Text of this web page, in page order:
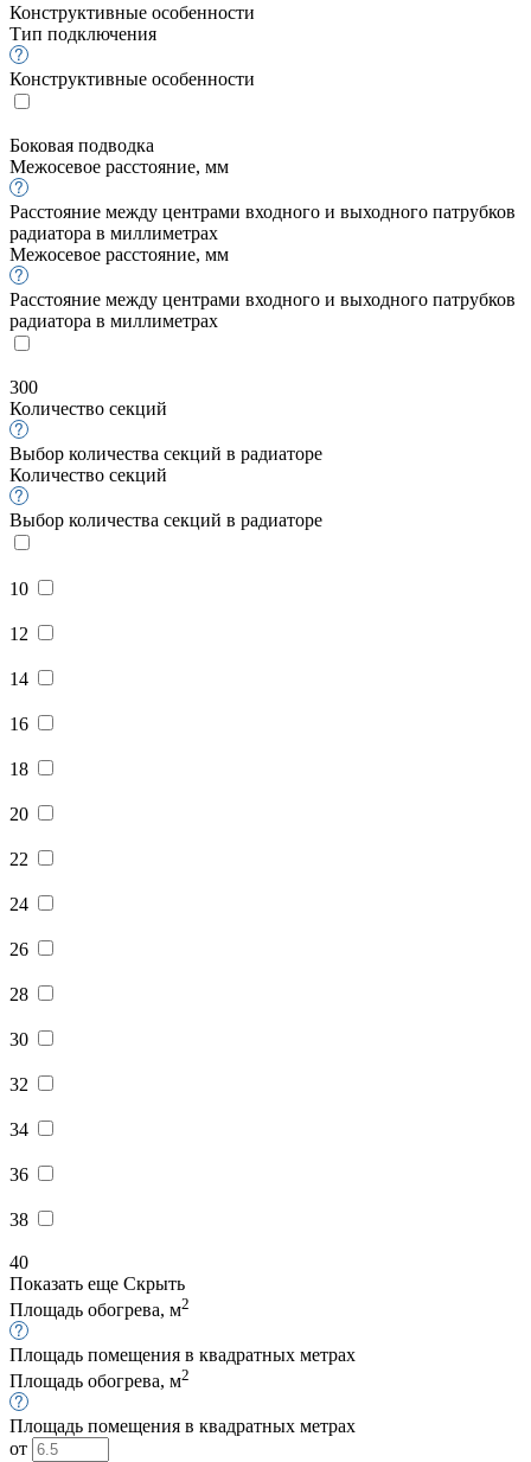
Конструктивные особенности
Тип подключения
Конструктивные особенности
Боковая подводка
Межосевое расстояние, мм
Расстояние между центрами входного и выходного патрубков
радиатора в миллиметрах
Межосевое расстояние, мм
Расстояние между центрами входного и выходного патрубков
радиатора в миллиметрах
300
Количество секций
Выбор количества секций в радиаторе
Количество секций
Выбор количества секций в радиаторе
10
12
14
16
18
20
22
24
26
28
30
32
34
36
38
40
Показать еще Скрыть
Площадь обогрева, м2
Площадь помещения в квадратных метрах
Площадь обогрева, м2
Площадь помещения в квадратных метрах
от